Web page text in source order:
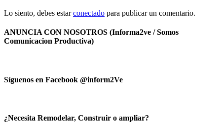
Lo siento, debes estarconectado para publicar un comentario.
ANUNCIA CON NOSOTROS (Informa2ve / Somos
Comunicacion Productiva)
Síguenos en Facebook @inform2Ve
¿Necesita Remodelar, Construir o ampliar?